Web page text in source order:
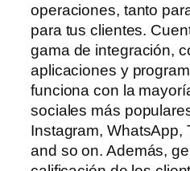
operaciones, tanto
para tus clientes.
gama de integración,
aplicaciones y
funciona con la
sociales más
Instagram, WhatsApp,
and so on. Además,